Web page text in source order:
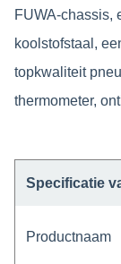
FUWA-chassis,
koolstofstaal,
topkwaliteit
thermometer,
Specificatie
Productnaam